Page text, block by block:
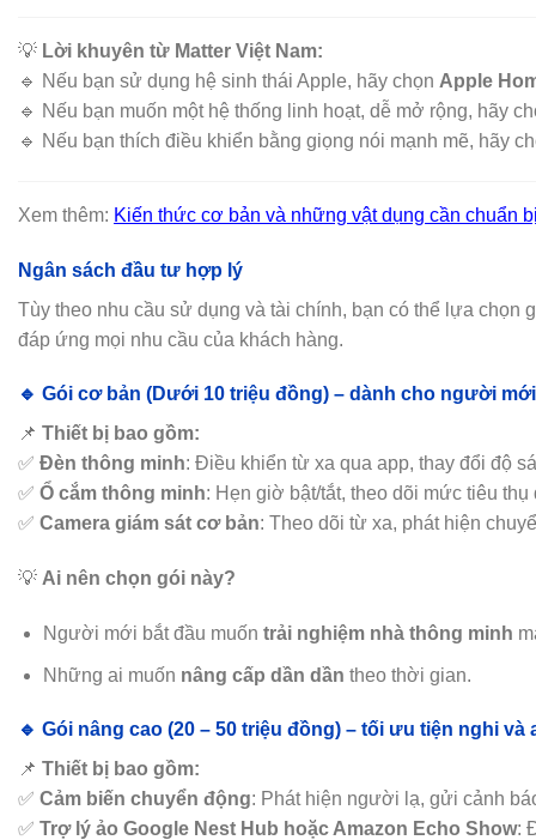
💡 Lời khuyên từ Matter Việt Nam:
🔹 Nếu bạn sử dụng hệ sinh thái Apple, hãy chọn Apple
🔹 Nếu bạn muốn một hệ thống linh hoạt, dễ mở rộng, hãy
🔹 Nếu bạn thích điều khiển bằng giọng nói mạnh mẽ, hãy
Xem thêm: Kiến thức cơ bản và những vật dụng cần chuẩn
Ngân sách đầu tư hợp lý
Tùy theo nhu cầu sử dụng và tài chính, bạn có thể lựa chọn
đáp ứng mọi nhu cầu của khách hàng.
🔹 Gói cơ bản (Dưới 10 triệu đồng) – dành cho người
📌 Thiết bị bao gồm:
✅ Đèn thông minh: Điều khiển từ xa qua app, thay đổi độ
✅ Ổ cắm thông minh: Hẹn giờ bật/tắt, theo dõi mức tiêu thụ
✅ Camera giám sát cơ bản: Theo dõi từ xa, phát hiện
💡 Ai nên chọn gói này?
Người mới bắt đầu muốn trải nghiệm nhà thông minh
Những ai muốn nâng cấp dần dần theo thời gian.
🔹 Gói nâng cao (20 – 50 triệu đồng) – tối ưu tiện nghi và
📌 Thiết bị bao gồm:
✅ Cảm biến chuyển động: Phát hiện người lạ, gửi cảnh
✅ Trợ lý ảo Google Nest Hub hoặc Amazon Echo Show: